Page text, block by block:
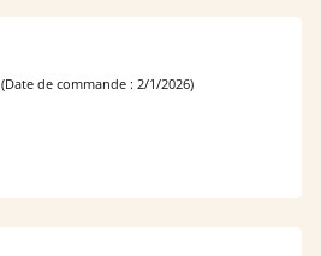
(Date de commande : 2/1/2026)